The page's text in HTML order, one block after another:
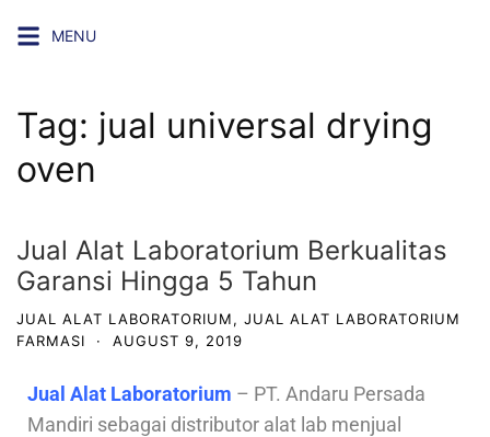
MENU
Tag: jual universal drying
oven
Jual Alat Laboratorium Berkualitas
Garansi Hingga 5 Tahun
JUAL ALAT LABORATORIUM, JUAL ALAT LABORATORIUM
FARMASI
· AUGUST 9, 2019
Jual Alat Laboratorium – PT. Andaru Persada
Mandiri sebagai distributor alat lab menjual